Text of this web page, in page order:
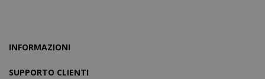
INFORMAZIONI
SUPPORTO CLIENTI